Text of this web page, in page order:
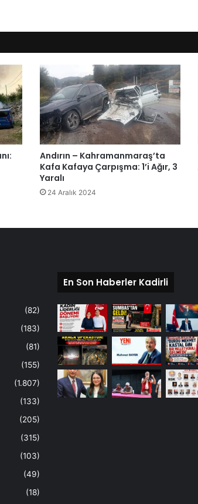
Andırın – Kahramanmaraş’ta
Kafa Kafaya Çarpışma: 1’i Ağır, 3
Yaralı
24 Aralık 2024
(82)
(183)
(81)
(155)
(1.807)
(133)
(205)
(315)
(103)
(49)
(18)
En Son Haberler Kadirli